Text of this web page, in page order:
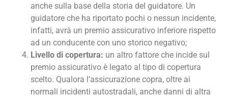
anche sulla base della storia del guidatore. Un
guidatore che ha riportato pochi o nessun incidente,
infatti, avrà un premio assicurativo inferiore rispetto
ad un conducente con uno storico negativo;
Livello di copertura: un altro fattore che incide sul
premio assicurativo è legato al tipo di copertura
scelto. Qualora l’assicurazione copra, oltre ai
normali incidenti autostradali, anche danni di altra